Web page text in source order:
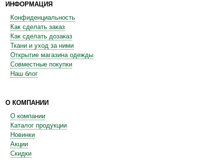
ИНФОРМАЦИЯ
Конфиденциальность
Как сделать заказ
Как сделать дозаказ
Ткани и уход за ними
Открытие магазина одежды
Совместные покупки
Наш блог
О КОМПАНИИ
О компании
Каталог продукции
Новинки
Акции
Скидки